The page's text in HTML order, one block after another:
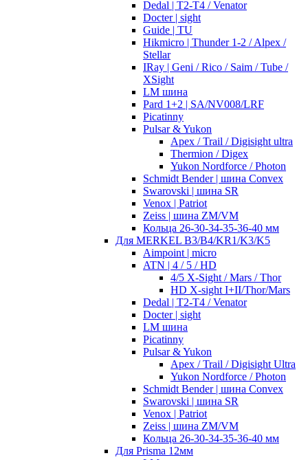
Dedal | T2-T4 / Venator
Docter | sight
Guide | TU
Hikmicro | Thunder 1-2 / Alpex /
Stellar
IRay | Geni / Rico / Saim / Tube /
XSight
LM шина
Pard 1+2 | SA/NV008/LRF
Picatinny
Pulsar & Yukon
Apex / Trail / Digisight ultra
Thermion / Digex
Yukon Nordforce / Photon
Schmidt Bender | шина Convex
Swarovski | шина SR
Venox | Patriot
Zeiss | шина ZM/VM
Кольца 26-30-34-35-36-40 мм
Для MERKEL B3/B4/KR1/K3/K5
Aimpoint | micro
ATN | 4 / 5 / HD
4/5 X-Sight / Mars / Thor
HD X-sight I+II/Thor/Mars
Dedal | T2-T4 / Venator
Docter | sight
LM шина
Picatinny
Pulsar & Yukon
Apex / Trail / Digisight Ultra
Yukon Nordforce / Photon
Schmidt Bender | шина Convex
Swarovski | шина SR
Venox | Patriot
Zeiss | шина ZM/VM
Кольца 26-30-34-35-36-40 мм
Для Prisma 12мм